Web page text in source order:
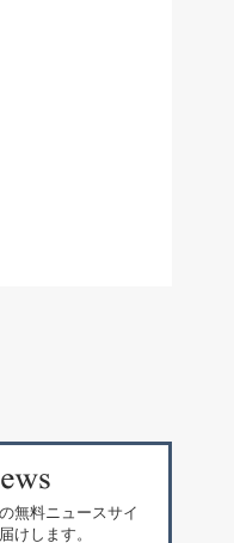
無料ニュースサイ
けします。